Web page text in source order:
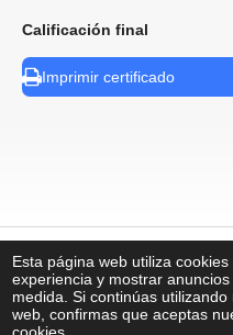
Esta página web utiliza
experiencia y mostrar
medida. Si continúas utilizando
web, confirmas que aceptas
Calificación
Imprimir certificado
⠀